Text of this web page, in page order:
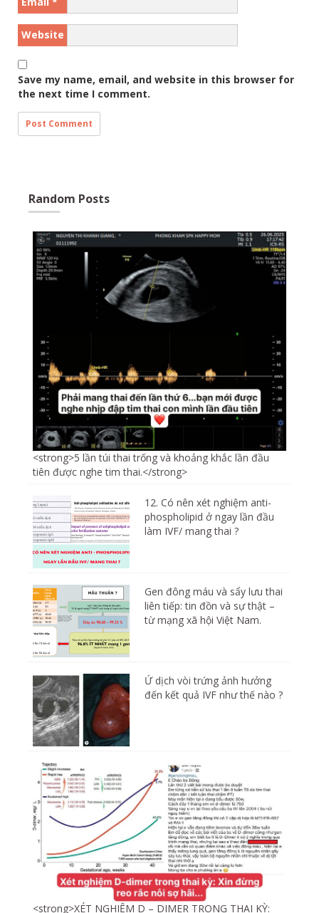
Website
Save my name, email, and website in this browser for
the next time I comment.
Random Posts
<strong>5 lần túi thai trống và khoảng khắc lần đầu
tiên được nghe tim thai.</strong>
12. Có nên xét nghiệm anti-
phospholipid ở ngay lần đầu
làm IVF/ mang thai ?
Gen đông máu và sẩy lưu thai
liên tiếp: tin đồn và sự thật –
từ mạng xã hội Việt Nam.
Ứ dịch vòi trứng ảnh hưởng
đến kết quả IVF như thế nào ?
<strong>XÉT NGHIỆM D – DIMER TRONG THAI KỲ: